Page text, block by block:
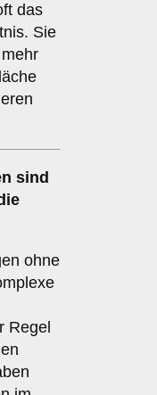
das
Sie
sind
ohne
Regel